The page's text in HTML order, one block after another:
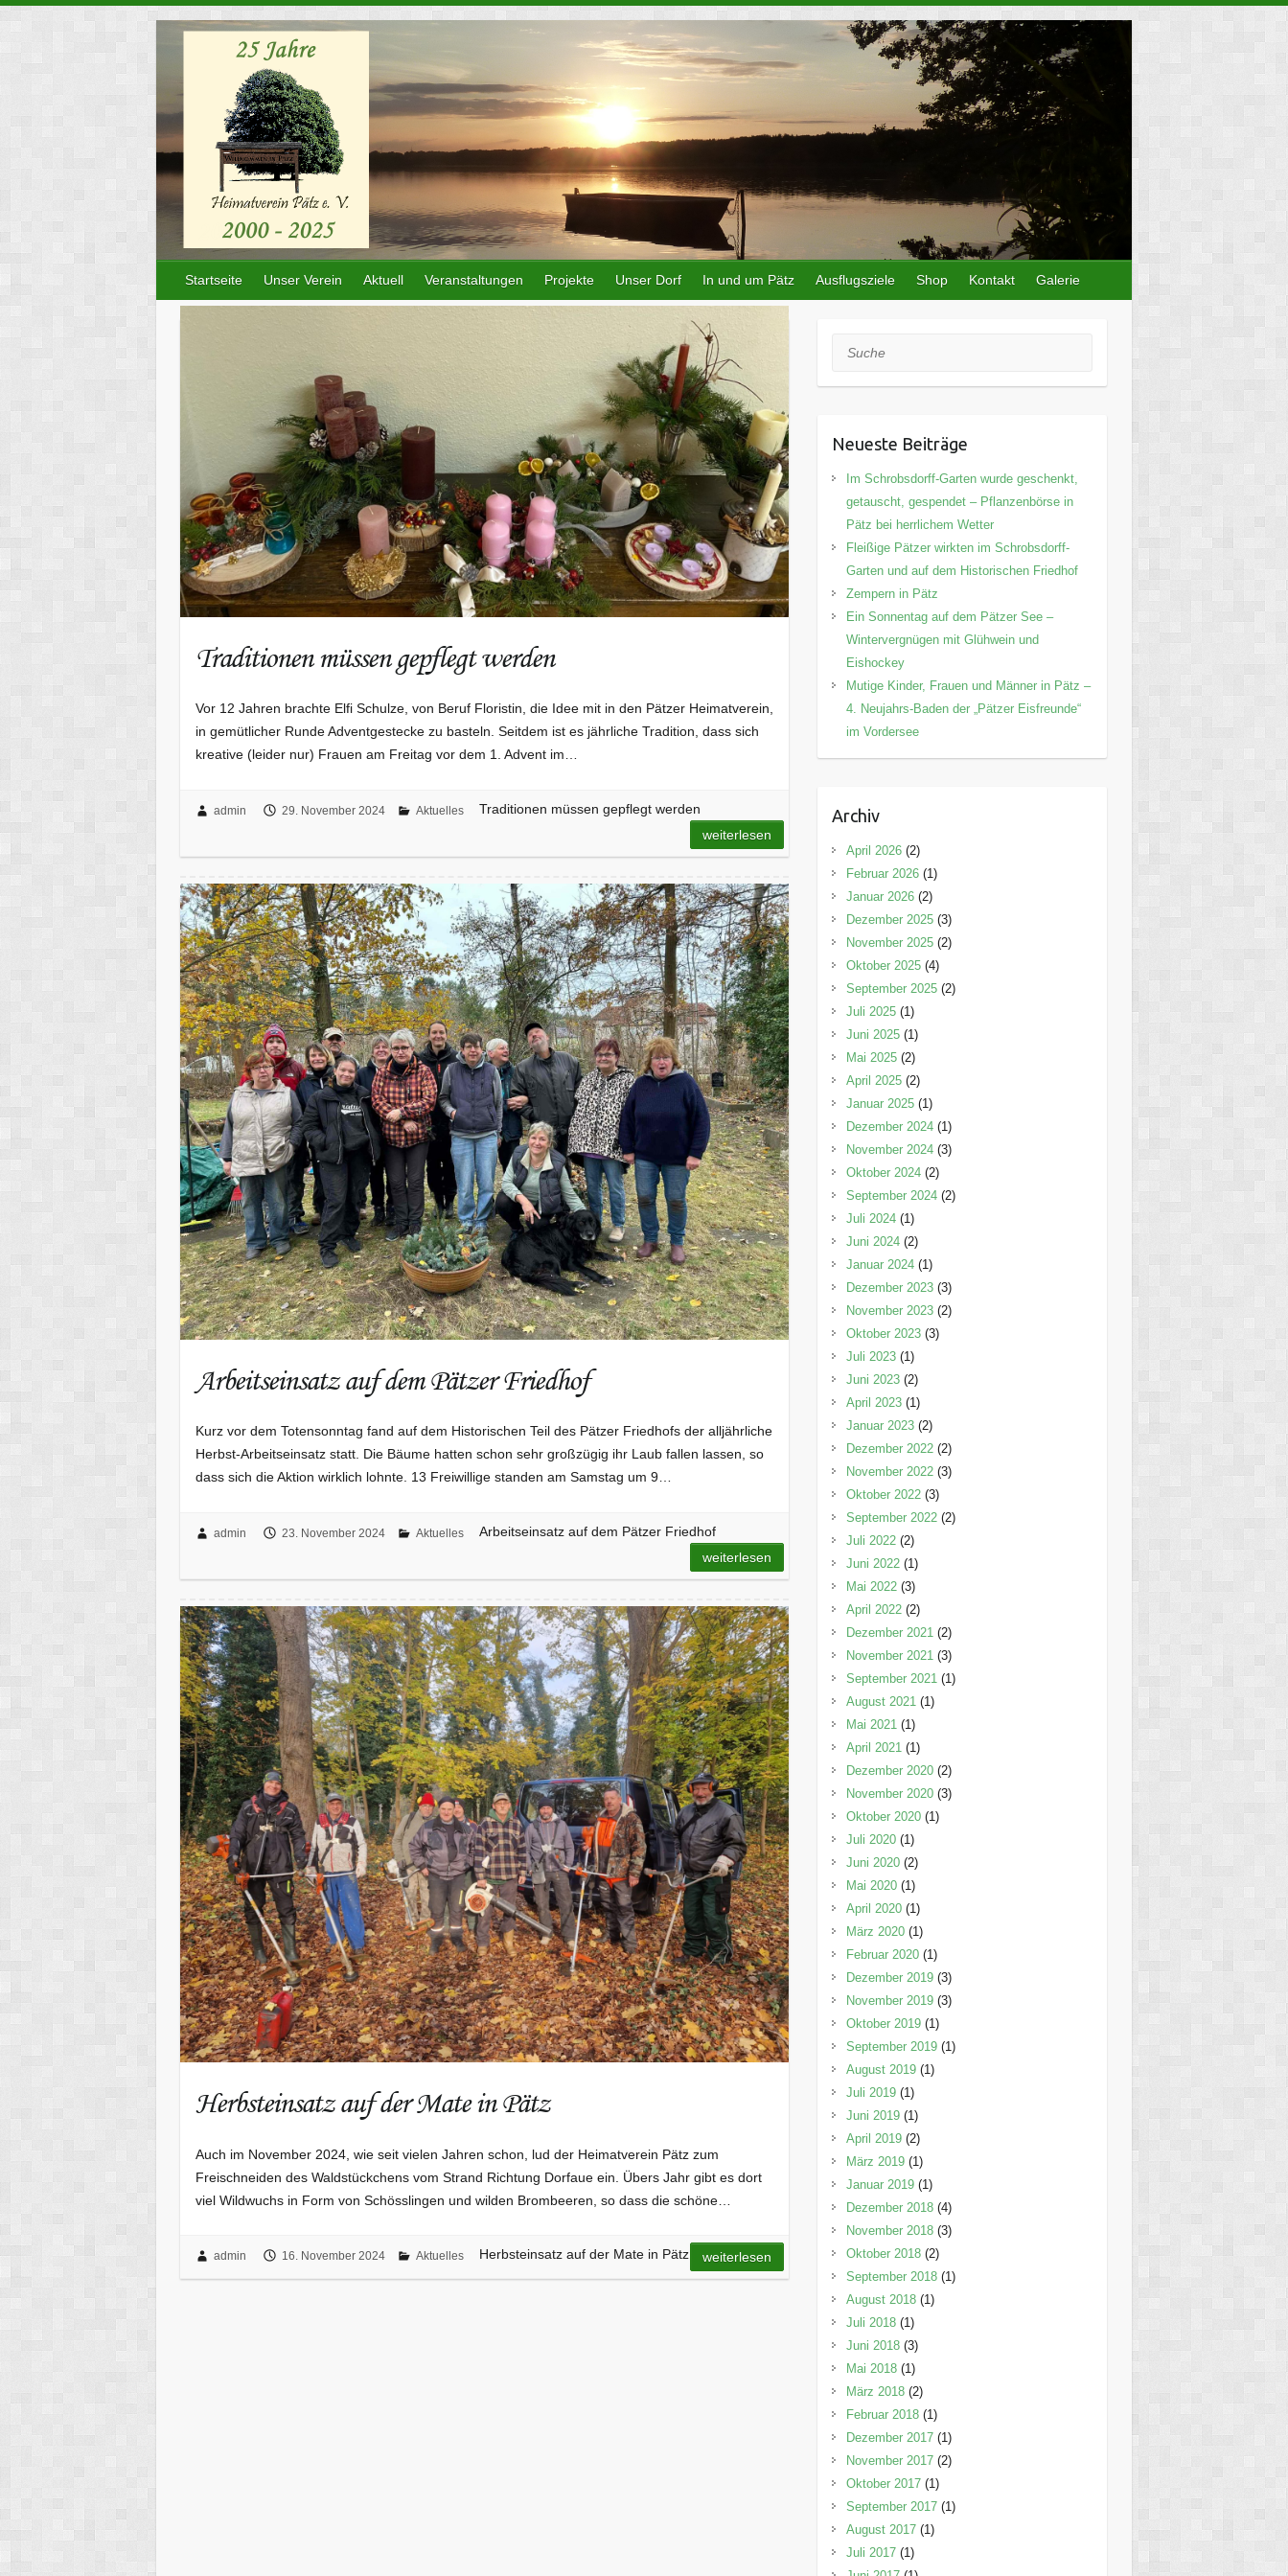
content
Startseite Unser Verein Aktuell Veranstaltungen Projekte Unser Dorf In und um Pätz Ausflugsziele Shop Kontakt Galerie
Traditionen müssen gepflegt werden
Vor 12 Jahren brachte Elfi Schulze, von Beruf Floristin, die Idee mit in den Pätzer Heimatverein,
in gemütlicher Runde Adventgestecke zu basteln. Seitdem ist es jährliche Tradition, dass sich
kreative (leider nur) Frauen am Freitag vor dem 1. Advent im…
admin 29. November 2024 Aktuelles
Traditionen müssen gepflegt werden
weiterlesen
Arbeitseinsatz auf dem Pätzer Friedhof
Arbeitseinsatz auf dem Pätzer Friedhof
Kurz vor dem Totensonntag fand auf dem Historischen Teil des Pätzer Friedhofs der alljährliche
Herbst-Arbeitseinsatz statt. Die Bäume hatten schon sehr großzügig ihr Laub fallen lassen, so
dass sich die Aktion wirklich lohnte. 13 Freiwillige standen am Samstag um 9…
admin 23. November 2024 Aktuelles
Arbeitseinsatz auf dem Pätzer Friedhof
weiterlesen
Herbsteinsatz auf der Mate in Pätz
Herbsteinsatz auf der Mate in Pätz
Auch im November 2024, wie seit vielen Jahren schon, lud der Heimatverein Pätz zum
Freischneiden des Waldstückchens vom Strand Richtung Dorfaue ein. Übers Jahr gibt es dort
viel Wildwuchs in Form von Schösslingen und wilden Brombeeren, so dass die schöne…
admin 16. November 2024 Aktuelles Herbsteinsatz auf der Mate in Pätz weiterlesen
Suche
Neueste Beiträge
Im Schrobsdorff-Garten wurde geschenkt,
getauscht, gespendet – Pflanzenbörse in
Pätz bei herrlichem Wetter
Fleißige Pätzer wirkten im Schrobsdorff-
Garten und auf dem Historischen Friedhof
Zempern in Pätz
Ein Sonnentag auf dem Pätzer See –
Wintervergnügen mit Glühwein und
Eishockey
Mutige Kinder, Frauen und Männer in Pätz –
4. Neujahrs-Baden der „Pätzer Eisfreunde“
im Vordersee
Archiv
April 2026(2)
Februar 2026(1)
Januar 2026(2)
Dezember 2025(3)
November 2025(2)
Oktober 2025(4)
September 2025(2)
Juli 2025(1)
Juni 2025(1)
Mai 2025(2)
April 2025(2)
Januar 2025(1)
Dezember 2024(1)
November 2024(3)
Oktober 2024(2)
September 2024(2)
Juli 2024(1)
Juni 2024(2)
Januar 2024(1)
Dezember 2023(3)
November 2023(2)
Oktober 2023(3)
Juli 2023(1)
Juni 2023(2)
April 2023(1)
Januar 2023(2)
Dezember 2022(2)
November 2022(3)
Oktober 2022(3)
September 2022(2)
Juli 2022(2)
Juni 2022(1)
Mai 2022(3)
April 2022(2)
Dezember 2021(2)
November 2021(3)
September 2021(1)
August 2021(1)
Mai 2021(1)
April 2021(1)
Dezember 2020(2)
November 2020(3)
Oktober 2020(1)
Juli 2020(1)
Juni 2020(2)
Mai 2020(1)
April 2020(1)
März 2020(1)
Februar 2020(1)
Dezember 2019(3)
November 2019(3)
Oktober 2019(1)
September 2019(1)
August 2019(1)
Juli 2019(1)
Juni 2019(1)
April 2019(2)
März 2019(1)
Januar 2019(1)
Dezember 2018(4)
November 2018(3)
Oktober 2018(2)
September 2018(1)
August 2018(1)
Juli 2018(1)
Juni 2018(3)
Mai 2018(1)
März 2018(2)
Februar 2018(1)
Dezember 2017(1)
November 2017(2)
Oktober 2017(1)
September 2017(1)
August 2017(1)
Juli 2017(1)